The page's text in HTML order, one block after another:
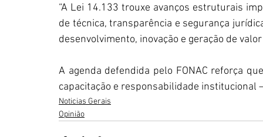
“A Lei 14.133 trouxe avanços estruturais
de técnica, transparência e segurança
desenvolvimento, inovação e geração de
A agenda defendida pelo FONAC reforça
capacitação e responsabilidade institucional
Noticias Gerais
Opinião